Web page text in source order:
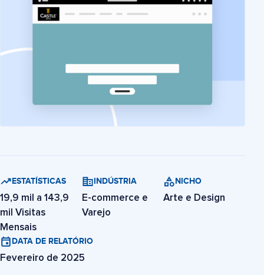
ESTATÍSTICAS
19,9 mil a 143,9
mil Visitas
Mensais
INDÚSTRIA
E-commerce e
Varejo
NICHO
Arte e Design
DATA DE RELATÓRIO
Fevereiro de 2025